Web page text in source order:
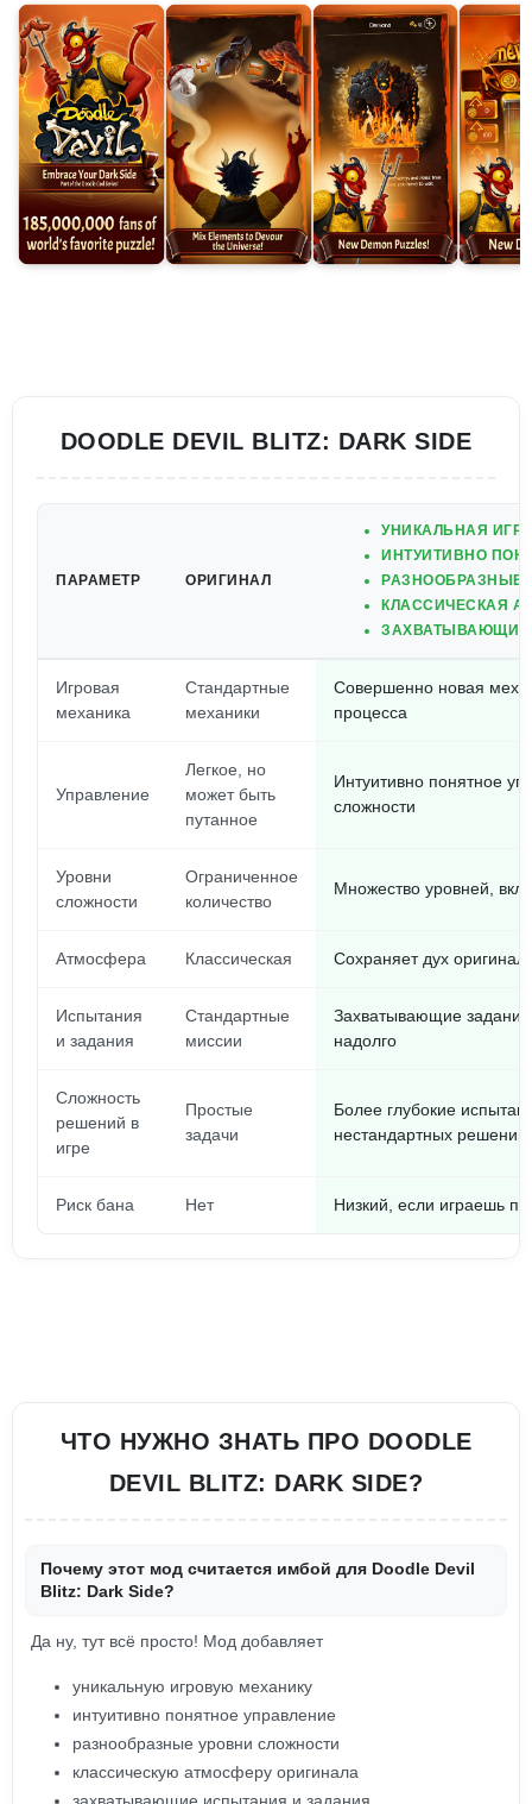
DOODLE DEVIL BLITZ: DARK SIDE
ПАРАМЕТР ОРИГИНАЛ
УНИКАЛЬНАЯ
ИНТУИТИВНО
РАЗНООБРАЗНЫЕ
КЛАССИЧЕСКАЯ
ЗАХВАТЫВАЮЩИЕ
Игровая
механика
Стандартные
механики
Совершенно новая
процесса
Управление
Легкое, но
может быть
путанное
Интуитивно понятное
сложности
Уровни
сложности
Ограниченное
количество
Множество уровней,
Атмосфера Классическая Сохраняет дух
Испытания
и задания
Стандартные
миссии
Захватывающие
надолго
Сложность
решений в
игре
Простые
задачи
Более глубокие
нестандартных решений
Риск бана Нет Низкий, если играешь
ЧТО НУЖНО ЗНАТЬ ПРО DOODLE
DEVIL BLITZ: DARK SIDE?
Почему этот мод считается имбой для Doodle Devil
Blitz: Dark Side?
Да ну, тут всё просто! Мод добавляет
уникальную игровую механику
интуитивно понятное управление
разнообразные уровни сложности
классическую атмосферу оригинала